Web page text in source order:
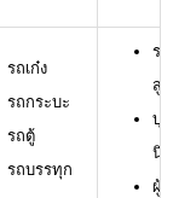
รถเก๋ง
รถกระบะ
รถตู้
รถบรรทุก
รถ
สูง
บุค
นิติ
ผู้กู้